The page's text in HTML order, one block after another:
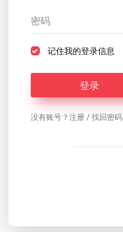
记住我的登录信息
登录
没有账号？ 注册 / 找回密码